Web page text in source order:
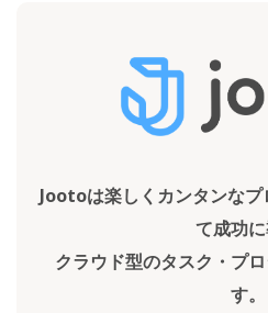
Jootoは楽しくカンタンな
て成功に
クラウド型のタスク・プ
す。